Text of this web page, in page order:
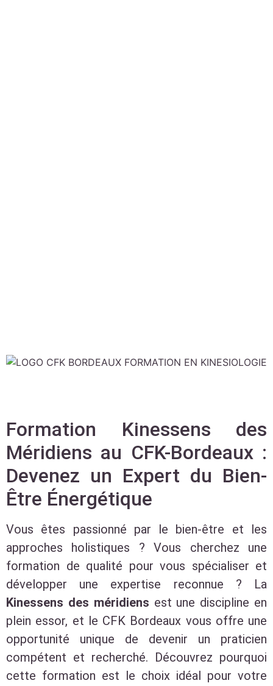
Formation Kinessens des
Méridiens au CFK-Bordeaux :
Devenez un Expert du Bien-
Être Énergétique
Vous êtes passionné par le bien-être et les
approches holistiques ? Vous cherchez une
formation de qualité pour vous spécialiser et
développer une expertise reconnue ? La
Kinessens des méridiens est une discipline en
plein essor, et le CFK Bordeaux vous offre une
opportunité unique de devenir un praticien
compétent et recherché. Découvrez pourquoi
cette formation est le choix idéal pour votre